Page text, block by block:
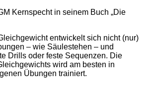
Kernspecht in seinem Buch „Die
entwickelt sich nicht (nur)
– wie Säulestehen – und
Drills oder feste Sequenzen. Die
wird am besten in
Übungen trainiert.